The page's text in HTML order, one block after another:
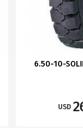
6.50-10-
USD